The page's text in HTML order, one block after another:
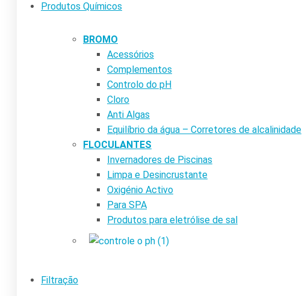
Produtos Químicos
BROMO
Acessórios
Complementos
Controlo do pH
Cloro
Anti Algas
Equilíbrio da água – Corretores de alcalinidade
FLOCULANTES
Invernadores de Piscinas
Limpa e Desincrustante
Oxigénio Activo
Para SPA
Produtos para eletrólise de sal
Filtração